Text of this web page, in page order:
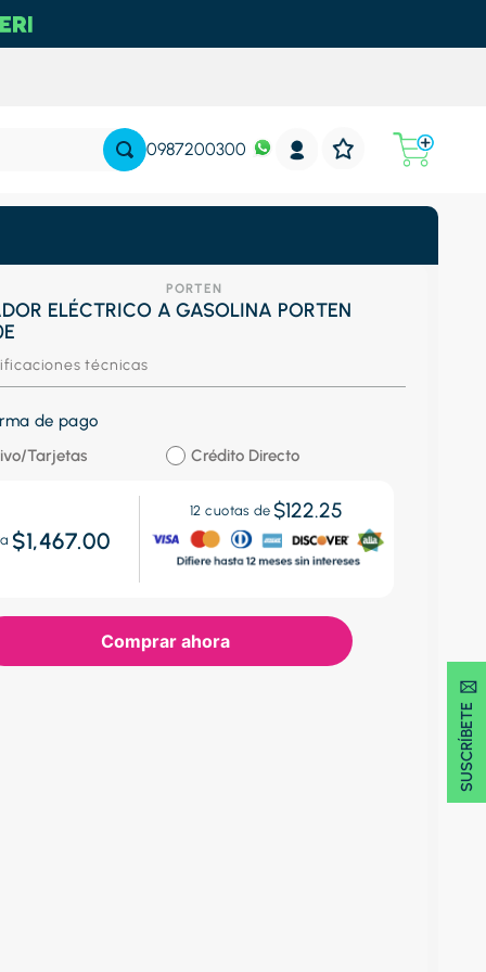
0987200300
SUSCRÍBETE 🖂
PORTEN
ELÉCTRICO A GASOLINA PORTEN
técnicas
de pago
Tarjetas
Crédito Directo
$1,467.00
12 cuotas de $122.25
Comprar ahora